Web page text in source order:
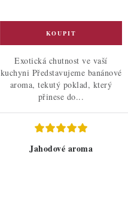
Exotická chutnost ve vaší
kuchyni Představujeme banánové
aroma, tekutý poklad, který
přinese do...
Jahodové aroma